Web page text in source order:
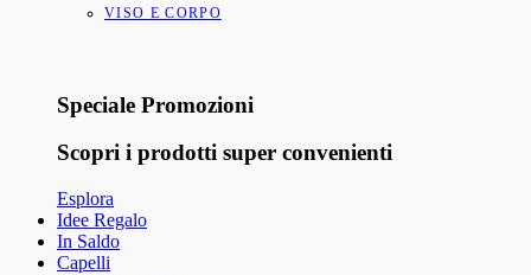
VISO E CORPO
Speciale Promozioni
Scopri i prodotti super convenienti
Esplora
Idee Regalo
In Saldo
Capelli